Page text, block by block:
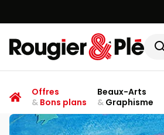
Rougier & Plé
Offres
&Bons plans
Beaux-Arts
&Graphisme